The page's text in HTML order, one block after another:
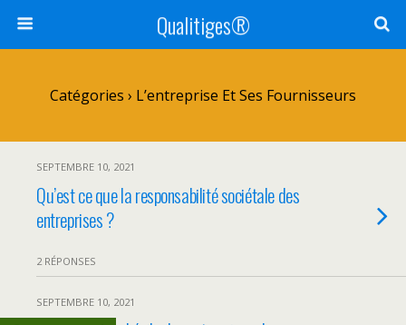
Qualitiges®
Catégories › L’entreprise Et Ses Fournisseurs
SEPTEMBRE 10, 2021
Qu’est ce que la responsabilité sociétale des
entreprises ?
2 RÉPONSES
SEPTEMBRE 10, 2021